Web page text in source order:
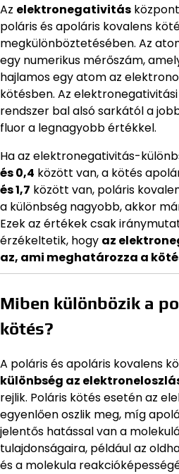
Az elektronegativitás
poláris és apoláris kovalens
megkülönböztetésében. Az
egy numerikus mérőszám,
hajlamos egy atom az
kötésben. Az
rendszer bal alsó sarkától a
fluor a legnagyobb értékkel.
Ha az elektronegativitás-
és 0,4 között van, a kötés
és 1,7 között van, poláris
a különbség nagyobb, akkor
Ezek az értékek csak
érzékeltetik, hogy az
az, ami meghatározza a
Miben különbözik a
kötés?
A poláris és apoláris kovalens
különbség az
rejlik. Poláris kötés esetén az
egyenlően oszlik meg, míg
jelentős hatással van a
tulajdonságaira, például az
és a molekula